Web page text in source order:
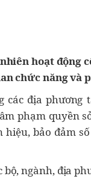
hoạt động
chức năng và
các địa phương
phạm quyền
bảo đảm
ngành, địa